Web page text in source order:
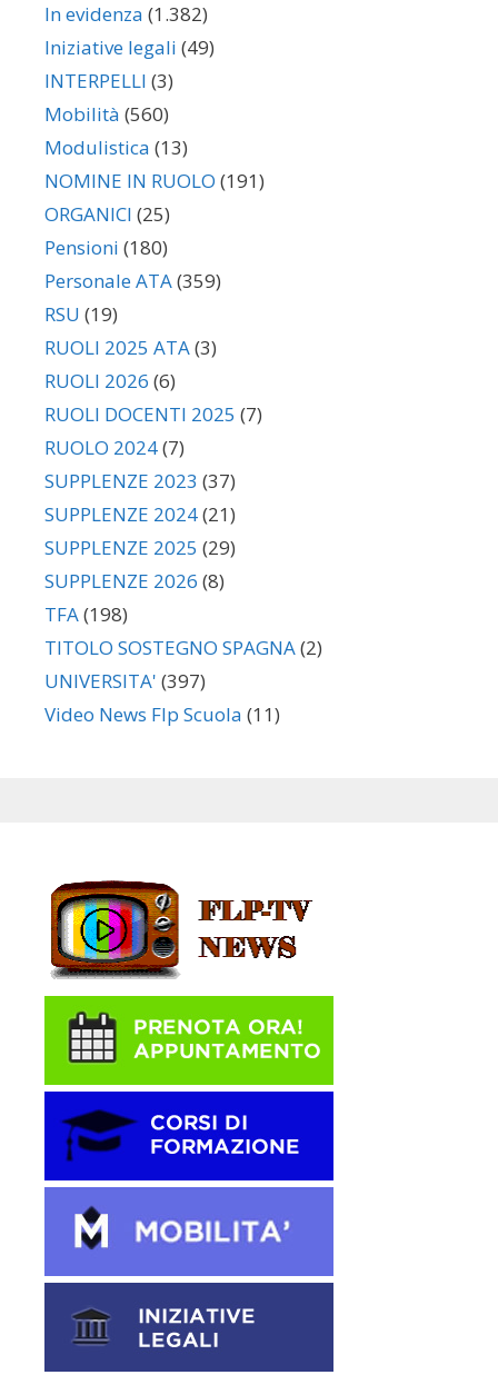
In evidenza (1.382)
Iniziative legali (49)
INTERPELLI (3)
Mobilità (560)
Modulistica (13)
NOMINE IN RUOLO (191)
ORGANICI (25)
Pensioni (180)
Personale ATA(359)
RSU (19)
RUOLI 2025 ATA(3)
RUOLI 2026 (6)
RUOLI DOCENTI 2025 (7)
RUOLO 2024(7)
SUPPLENZE 2023 (37)
SUPPLENZE 2024(21)
SUPPLENZE 2025 (29)
SUPPLENZE 2026 (8)
TFA(198)
TITOLO SOSTEGNO SPAGNA(2)
UNIVERSITA' (397)
Video News Flp Scuola (11)